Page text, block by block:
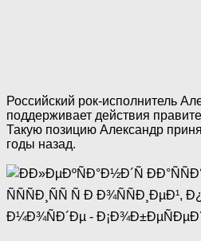
Российский рок-исполнитель
поддерживает действия
Такую позицию Александр
годы назад.